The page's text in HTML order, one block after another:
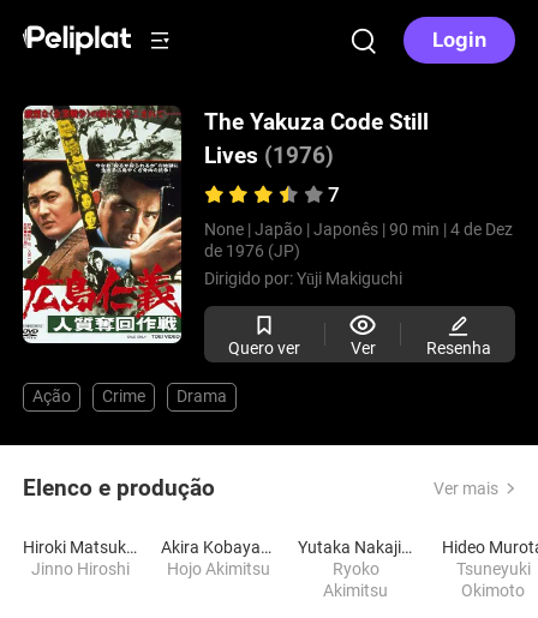
Login
The Yakuza Code Still
Lives (1976)
7
None | Japão | Japonês | 90 min | 4 de Dez
de 1976 (JP)
Dirigido por:Yūji Makiguchi
Quero ver Ver Resenha
Ação Crime Drama
Elenco e produção Ver mais
Hiroki Matsukata
Jinno Hiroshi
Akira Kobayashi
Hojo Akimitsu
Yutaka Nakajima
Ryoko
Akimitsu
Hideo
Tsuneyuki
Okimoto